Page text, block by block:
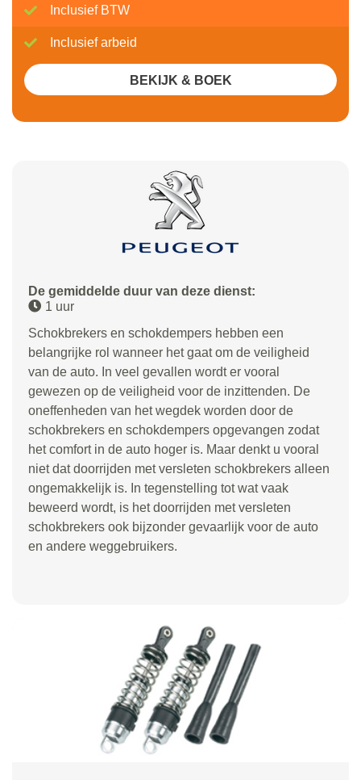
De gemiddelde duur van deze dienst:
1 uur
Schokbrekers en schokdempers hebben een
belangrijke rol wanneer het gaat om de veiligheid
van de auto. In veel gevallen wordt er vooral
gewezen op de veiligheid voor de inzittenden. De
oneffenheden van het wegdek worden door de
schokbrekers en schokdempers opgevangen zodat
het comfort in de auto hoger is. Maar denkt u vooral
niet dat doorrijden met versleten schokbrekers alleen
ongemakkelijk is. In tegenstelling tot wat vaak
beweerd wordt, is het doorrijden met versleten
schokbrekers ook bijzonder gevaarlijk voor de auto
en andere weggebruikers.
Inclusief BTW
Inclusief arbeid
BEKIJK & BOEK